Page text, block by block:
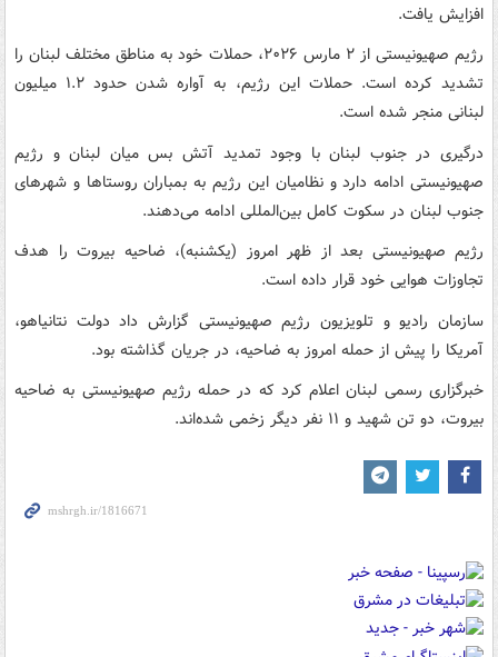
افزایش یافت.
رژیم صهیونیستی از ۲ مارس ۲۰۲۶، حملات خود به مناطق مختلف لبنان را
تشدید کرده است. حملات این رژیم، به آواره شدن حدود ۱.۲ میلیون
لبنانی منجر شده است.
درگیری در جنوب لبنان با وجود تمدید آتش بس میان لبنان و رژیم
صهیونیستی ادامه دارد و نظامیان این رژیم به بمباران روستاها و شهرهای
جنوب لبنان در سکوت کامل بین‌المللی ادامه می‌دهند.
رژیم صهیونیستی بعد از ظهر امروز (یکشنبه)، ضاحیه بیروت را هدف
تجاوزات هوایی خود قرار داده است.
سازمان رادیو و تلویزیون رژیم صهیونیستی گزارش داد دولت نتانیاهو،
آمریکا را پیش از حمله امروز به ضاحیه، در جریان گذاشته بود.
خبرگزاری رسمی لبنان اعلام کرد که در حمله رژیم صهیونیستی به ضاحیه
بیروت، دو تن شهید و ۱۱ نفر دیگر زخمی شده‌اند.